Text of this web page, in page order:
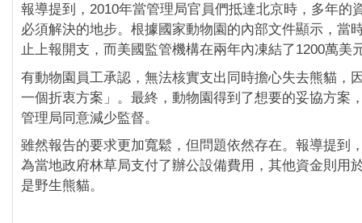
報導提到，2010年當管理局官員們抵達北京時，多年的
必須解決的地步。根據國家動物園的內部文件顯示，當
止上報開支，而美國監管機構在兩年內凍結了1200萬美
有動物園員工承認，無法核實支出同時擔心失去熊貓，
一個折衷方案」。最終，動物園得到了想要的妥協方案
管理局同意減少監督。
雖然報告的要求更加寬鬆，但問題依然存在。報導提到
為當地政府林草局支付了辦公設備費用，其他資金則用
是野生熊貓。